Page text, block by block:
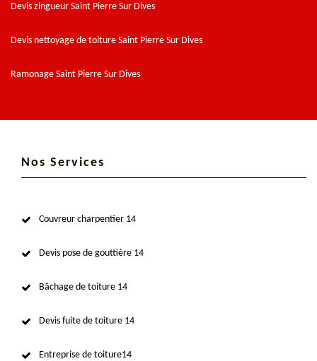
Devis zingueur Saint Pierre Sur Dives
Devis nettoyage de toiture Saint Pierre Sur Dives
Ramonage Saint Pierre Sur Dives
Nos Services
Couvreur charpentier 14
Devis pose de gouttière 14
Bâchage de toiture 14
Devis fuite de toiture 14
Entreprise de toiture14